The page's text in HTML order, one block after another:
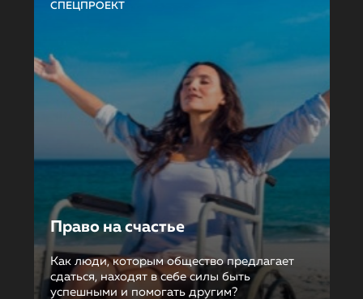
СПЕЦПРОЕКТ
Право на счастье
Как люди, которым общество предлагает
сдаться, находят в себе силы быть
успешными и помогать другим?